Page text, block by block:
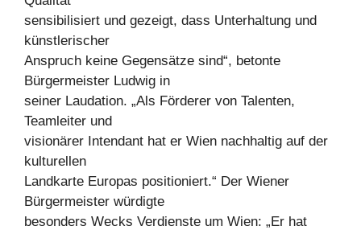
sensibilisiert und gezeigt, dass Unterhaltung und
künstlerischer
Anspruch keine Gegensätze sind“, betonte
Bürgermeister Ludwig in
seiner Laudation. „Als Förderer von Talenten,
Teamleiter und
visionärer Intendant hat er Wien nachhaltig auf der
kulturellen
Landkarte Europas positioniert.“ Der Wiener
Bürgermeister würdigte
besonders Wecks Verdienste um Wien: „Er hat